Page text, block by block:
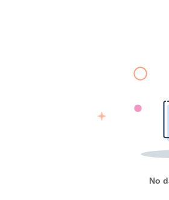
No